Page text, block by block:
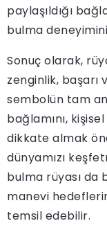
paylaşıldığı
bulma
Sonuç olarak,
zenginlik, başarı
sembolün tam
bağlamını,
dikkate almak
dünyamızı
bulma rüyası da
manevi
temsil edebilir.